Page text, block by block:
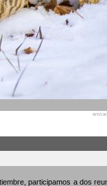
participamos a dos